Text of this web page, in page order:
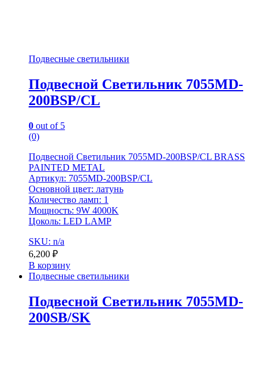
Подвесные светильники
Подвесной Светильник 7055MD-
200BSP/CL
0 out of 5
(0)
Подвесной Светильник 7055MD-200BSP/CL BRASS
PAINTED METAL
Артикул: 7055MD-200BSP/CL
Основной цвет: латунь
Количество ламп: 1
Мощность: 9W 4000K
Цоколь: LED LAMP
SKU: n/a
6,200 ₽
В корзину
Подвесные светильники
Подвесной Светильник 7055MD-
200SB/SK